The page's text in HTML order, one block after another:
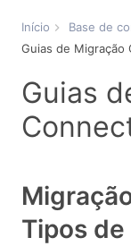
Início
Base de
Guias de Migração
Guias
Tipos